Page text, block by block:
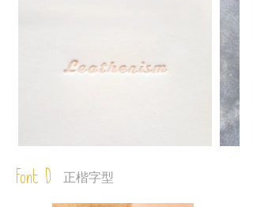
Font D 正楷字型